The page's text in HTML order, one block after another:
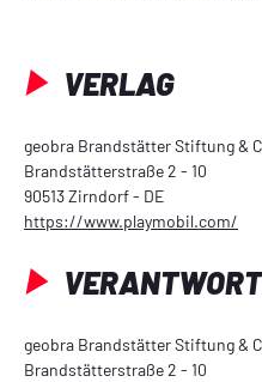
VERLAG
geobra Brandstätter Stiftung &
Brandstätterstraße 2 - 10
90513 Zirndorf - DE
https://www.playmobil.com/
geobra Brandstätter Stiftung &
Brandstätterstraße 2 - 10